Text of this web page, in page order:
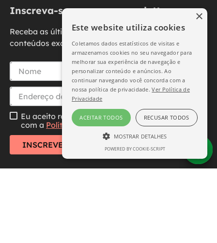
Inscreva-se na nossa newsletter
Receba as últimas novidades, promoções e
conteúdos exclusivos diretamente no seu e-mail.
Eu aceito receber essa newsletter, li e concordo
com a Política de Privacidade
INSCREVER-SE
Este website utiliza cookies
Coletamos dados estatísticos de visitas e
armazenamos cookies no seu navegador para
melhorar sua experiência de navegação e
personalizar conteúdo e anúncios. Ao
continuar navegando você concorda com a
nossa política de privacidade.Ver Política de
Privacidade
ACEITAR TODOS RECUSAR TODOS
MOSTRAR DETALHES
ESTRITAMENTE NECESSÁRIO
POWERED BY COOKIE-SCRIPT
×